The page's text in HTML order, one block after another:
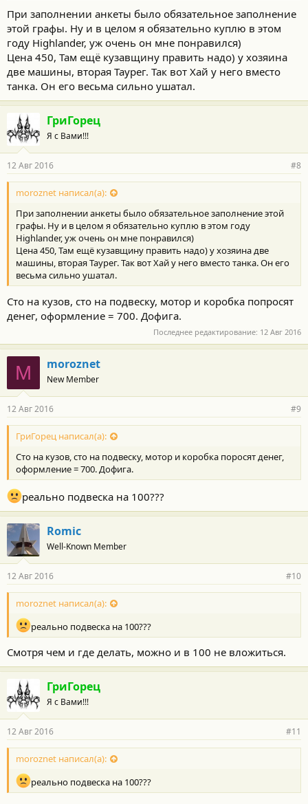
При заполнении анкеты было обязательное заполнение
этой графы. Ну и в целом я обязательно куплю в этом
году Highlander, уж очень он мне понравился)
Цена 450, Там ещё кузавщину править надо) у хозяина
две машины, вторая Таурег. Так вот Хай у него вместо
танка. Он его весьма сильно ушатал.
ГриГорец
Я с Вами!!!
12 Авг 2016 #8
moroznet написал(а):
При заполнении анкеты было обязательное заполнение этой
графы. Ну и в целом я обязательно куплю в этом году
Highlander, уж очень он мне понравился)
Цена 450, Там ещё кузавщину править надо) у хозяина две
машины, вторая Таурег. Так вот Хай у него вместо танка. Он его
весьма сильно ушатал.
Сто на кузов, сто на подвеску, мотор и коробка попросят
денег, оформление = 700. Дофига.
Последнее редактирование: 12 Авг 2016
M moroznet
New Member
12 Авг 2016 #9
ГриГорец написал(а):
Сто на кузов, сто на подвеску, мотор и коробка поросят денег,
оформление = 700. Дофига.
реально подвеска на 100???
Romic
Well-Known Member
12 Авг 2016 #10
moroznet написал(а):
реально подвеска на 100???
Смотря чем и где делать, можно и в 100 не вложиться.
ГриГорец
Я с Вами!!!
12 Авг 2016 #11
moroznet написал(а):
реально подвеска на 100???